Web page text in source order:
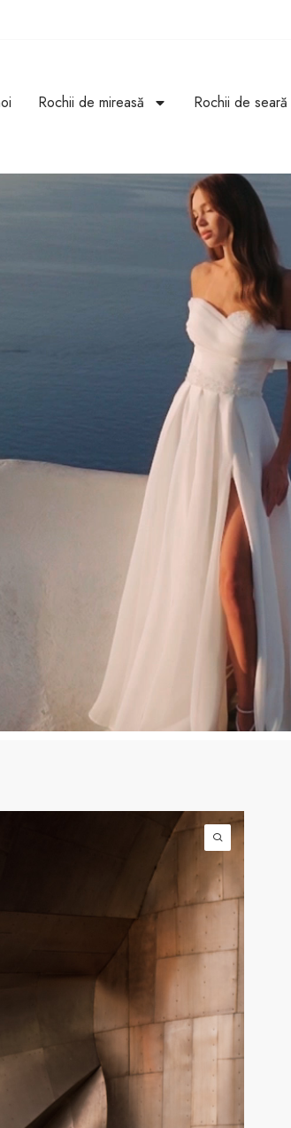
Rochii de mireasă Rochii de seară